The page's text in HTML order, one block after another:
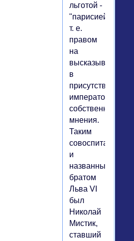
льготой -
"парисией",
т. е.
правом
на
высказывание
в
присутствии
императора
собственного
мнения.
Таким
и
названным
братом
Льва VI
был
Николай
Мистик,
ставший